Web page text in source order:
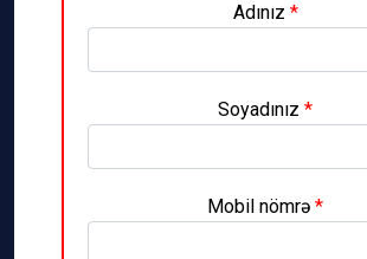
Adınız *
Soyadınız *
Mobil nömrə *